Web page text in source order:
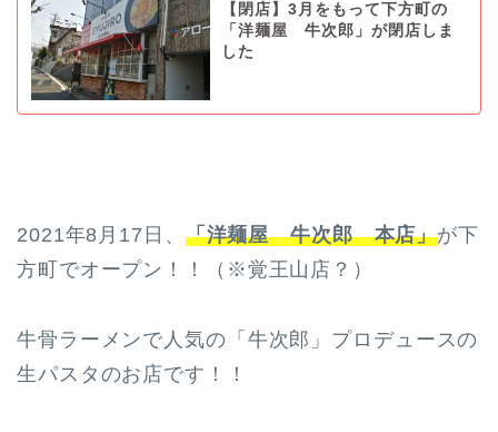
【閉店】3月をもって下方町の
「洋麺屋 牛次郎」が閉店しま
した
2021年8月17日、 「洋麺屋 牛次郎 本店」が下
方町でオープン！！（※覚王山店？）
牛骨ラーメンで人気の「牛次郎」プロデュースの
生パスタのお店です！！